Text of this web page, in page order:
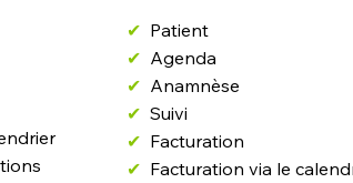
✔ Patient
✔ Agenda
✔ Anamnèse
✔ Suivi
✔ Facturation
✔ Facturation via le